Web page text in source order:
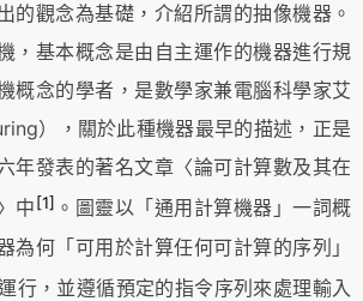
的觀念為基礎，介紹所謂的抽像機器。
，基本概念是由自主運作的機器進行規
概念的學者，是數學家兼電腦科學家艾
），關於此種機器最早的描述，正是
年發表的著名文章〈論可計算數及其在
中[1] 。圖靈以「通用計算機器」一詞概
為何「可用於計算任何可計算的序列」
行，並遵循預定的指令序列來處理輸入